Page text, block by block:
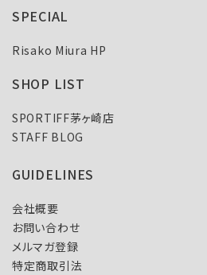
SPECIAL
Risako Miura HP
SHOP LIST
SPORTIFF茅ヶ崎店
STAFF BLOG
GUIDELINES
会社概要
お問い合わせ
メルマガ登録
特定商取引法